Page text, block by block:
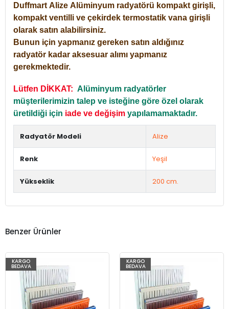
Duffmart Alize Alüminyum radyatörü kompakt girişli,
kompakt ventilli ve çekirdek termostatik vana girişli
olarak satın alabilirsiniz.
Bunun için yapmanız gereken satın aldığınız
radyatör kadar aksesuar alımı yapmanız
gerekmektedir.
Lütfen DİKKAT: Alüminyum radyatörler
müşterilerimizin talep ve isteğine göre özel olarak
üretildiği için iade ve değişim yapılamamaktadır.
Radyatör Modeli Alize
Renk Yeşil
Yükseklik 200 cm.
Benzer Ürünler
KARGO
BEDAVA
KARGO
BEDAVA